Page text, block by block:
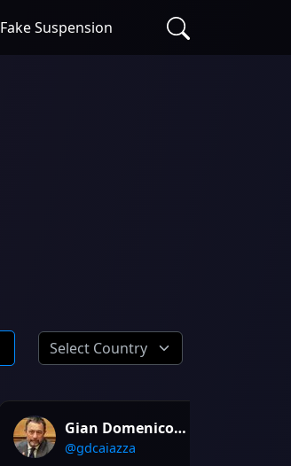
Fake Suspension
Gian Domenico
Caiazza
@gdcaiazza